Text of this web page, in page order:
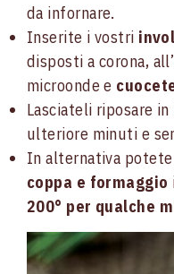
da infornare.
Inserite i vostri
disposti a corona,
microonde e
Lasciateli riposare
ulteriore minuti e
In alternativa
coppa e formaggio
200° per qualche